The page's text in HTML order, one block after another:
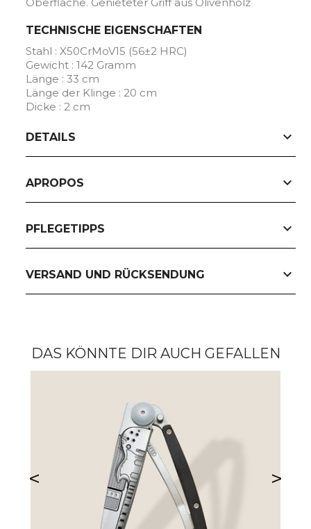
TECHNISCHE EIGENSCHAFTEN
Stahl : X50CrMoV15 (56±2 HRC)
Gewicht : 142 Gramm
Länge : 33 cm
Länge der Klinge : 20 cm
Dicke : 2 cm
DETAILS expand_more
APROPOS expand_more
PFLEGETIPPS expand_more
VERSAND UND RÜCKSENDUNG expand_more
DAS KÖNNTE DIR AUCH GEFALLEN
< >